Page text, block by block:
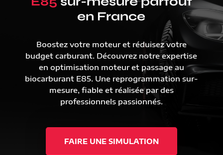
en France
Boostez votre moteur et réduisez votre
budget carburant. Découvrez notre expertise
en optimisation moteur et passage au
biocarburant E85. Une reprogrammation sur-
mesure, fiable et réalisée par des
professionnels passionnés.
FAIRE UNE SIMULATION